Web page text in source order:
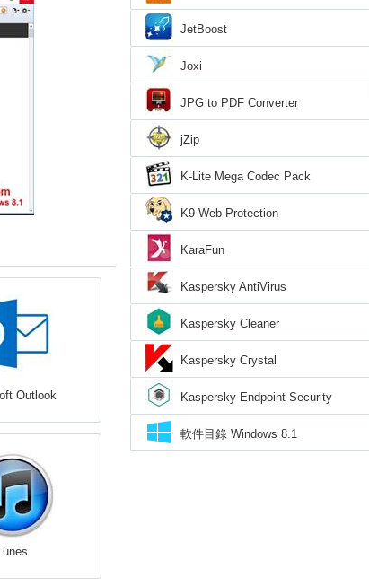
Outlook
JetBoost
Joxi
JPG to PDF Converter
jZip
K-Lite Mega Codec Pack
K9 Web Protection
KaraFun
Kaspersky AntiVirus
Kaspersky Cleaner
Kaspersky Crystal
Kaspersky Endpoint Security
軟件目錄 Windows 8.1